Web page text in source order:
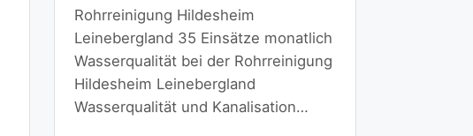
Rohrreinigung Hildesheim
Leinebergland 35 Einsätze monatlich
Wasserqualität bei der Rohrreinigung
Hildesheim Leinebergland
Wasserqualität und Kanalisation…